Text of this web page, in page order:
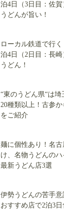
泊4日（3日目：佐
うどんが旨い！
ローカル鉄道で行
泊4日（2日目：長
うどん！
“東のうどん県“は
20種類以上！古参
をご紹介
麺に個性あり！名
け、名物うどんの
最新うどん店3選
伊勢うどんの苦手
おすすめ店で2泊3